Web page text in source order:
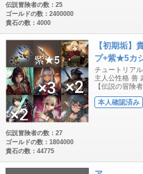
伝説冒険者の数：25
ゴールドの数：2400000
貴石の数：4000
【初期垢】
プ+紫★5カ
チュートリア
主人公性格 善
【伝説の冒険
ラナヴィーユ
本人確認済み
伝説冒険者の数：27
ゴールドの数：1804000
貴石の数：44775